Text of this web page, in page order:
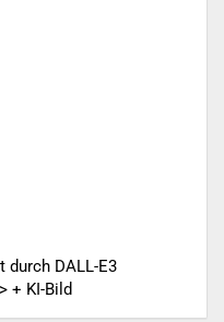
durch DALL-E3
+ KI-Bild